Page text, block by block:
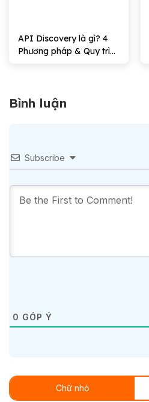
API Discovery là gì? 4
Phương pháp & Quy trình
Bình luận
Subscribe
0 GÓP Ý
Chữ nhỏ